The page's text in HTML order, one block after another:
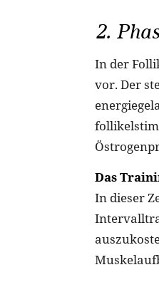
2.
In der
vor. Der
Das
In dieser